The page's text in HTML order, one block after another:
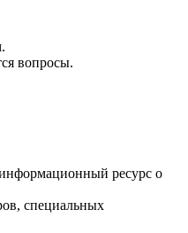
вопросы.
ресурс о
специальных